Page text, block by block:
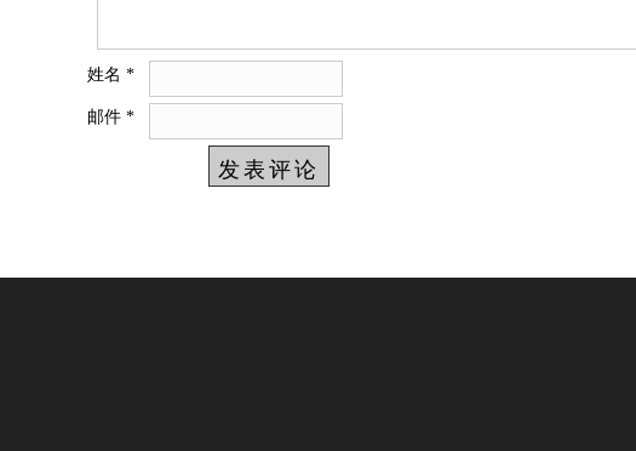
姓名 *
邮件 *